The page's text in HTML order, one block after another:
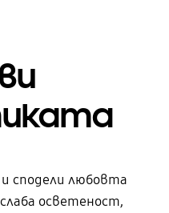
сподели любовта
осветеност,